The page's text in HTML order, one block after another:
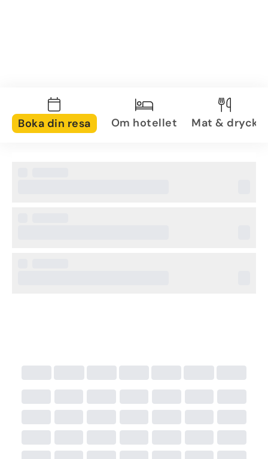
Boka din resa Om hotellet Mat & dryck